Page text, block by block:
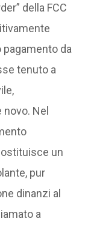
della FCC
da
tenuto a
novo. Nel
un
pur
dinanzi al
a